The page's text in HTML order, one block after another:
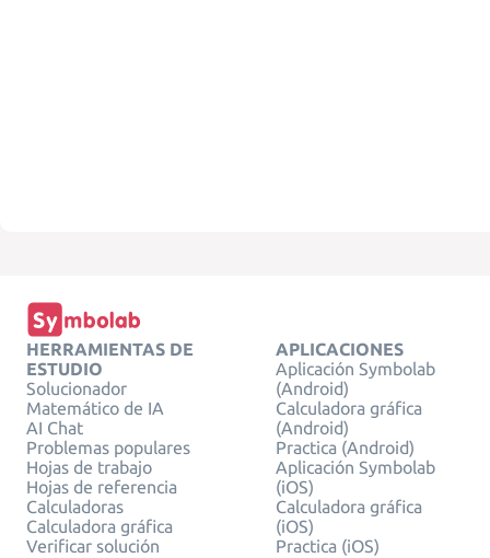
HERRAMIENTAS DE
ESTUDIO
Solucionador
Matemático de IA
AI Chat
Problemas populares
Hojas de trabajo
Hojas de referencia
Calculadoras
Calculadora gráfica
Verificar solución
APLICACIONES
Aplicación Symbolab
(Android)
Calculadora gráfica
(Android)
Practica (Android)
Aplicación Symbolab
(iOS)
Calculadora gráfica
(iOS)
Practica (iOS)